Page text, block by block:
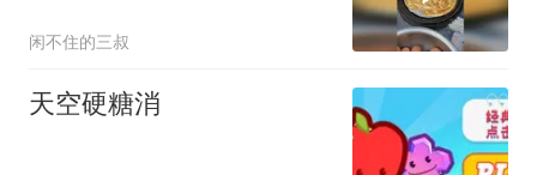
闲不住的三叔
天空硬糖消